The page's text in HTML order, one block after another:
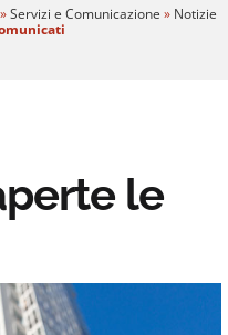
»Servizi e Comunicazione » Notizie
le